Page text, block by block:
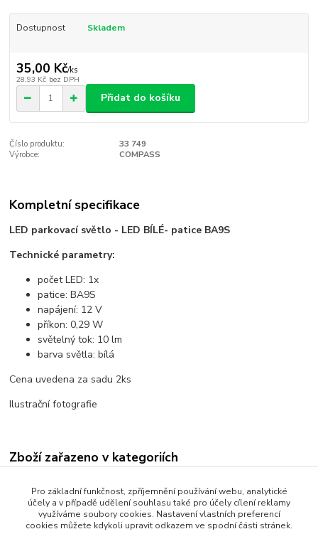
Dostupnost Skladem
35,00 Kč/ks
28,93 Kč bez DPH
Přidat do košíku
Číslo produktu:
33 749
Výrobce:
COMPASS
Kompletní specifikace
LED parkovací světlo - LED BÍLÉ- patice BA9S
Technické parametry:
počet LED: 1x
patice: BA9S
napájení: 12 V
příkon: 0,29 W
světelný tok: 10 lm
barva světla: bílá
Cena uvedena za sadu 2ks
Ilustrační fotografie
Zboží zařazeno v kategoriích
Parkovací žárovky - LED
Patice BA9S
Pro základní funkčnost, zpříjemnění používání webu, analytické
účely a v případě udělení souhlasu také pro účely cílení reklamy
využíváme soubory cookies. Nastavení vlastních preferencí
cookies můžete kdykoli upravit odkazem ve spodní části stránek.